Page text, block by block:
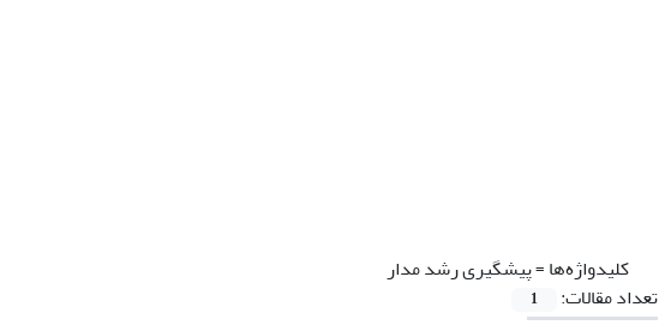
کلیدواژه‌ها =پیشگیری رشد مدار
تعداد مقالات:
1